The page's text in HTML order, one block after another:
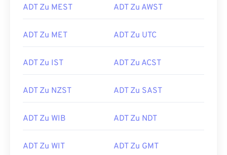
ADT Zu MEST ADT Zu AWST
ADT Zu MET ADT Zu UTC
ADT Zu IST ADT Zu ACST
ADT Zu NZST ADT Zu SAST
ADT Zu WIB ADT Zu NDT
ADT Zu WIT ADT Zu GMT